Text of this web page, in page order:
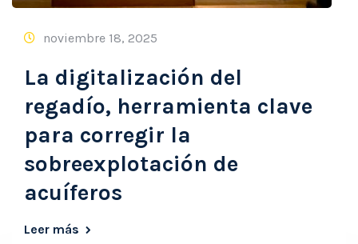
noviembre 18, 2025
La digitalización del
regadío, herramienta clave
para corregir la
sobreexplotación de
acuíferos
Leer más